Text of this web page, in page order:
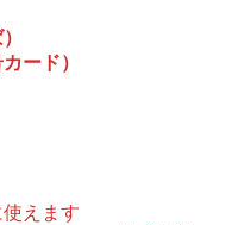
ード）
えます